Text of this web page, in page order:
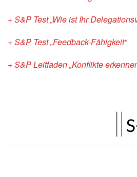
+ S&P Test „Wie ist Ihr
+ S&P Test „Feedback-Fähigkeit“
+ S&P Leitfaden „Konflikte